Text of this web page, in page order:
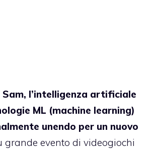
Sam, l’intelligenza artificiale
ML (machine learning)
unendo per un nuovo
grande evento di videogiochi